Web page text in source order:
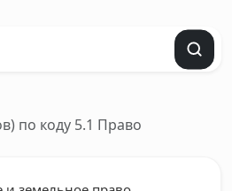
по коду 5.1 Право